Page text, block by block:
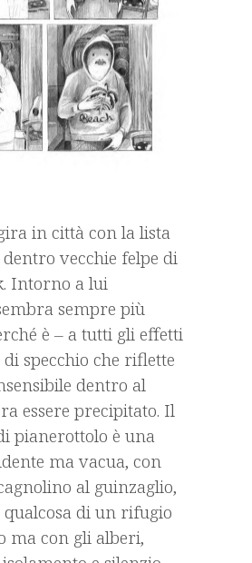
in città con la lista
dentro vecchie felpe di
Intorno a lui
sempre più
è – a tutti gli effetti
specchio che riflette
dentro al
essere precipitato. Il
pianerottolo è una
ma vacua, con
al guinzaglio,
qualcosa di un rifugio
ma con gli alberi,